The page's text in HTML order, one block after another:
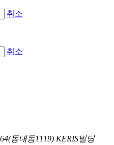
취소
취소
동내동1119) KERIS빌딩